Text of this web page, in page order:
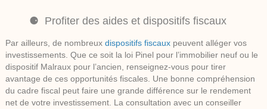
Profiter des aides et dispositifs fiscaux
Par ailleurs, de nombreux dispositifs fiscauxpeuvent alléger vos
investissements. Que ce soit la loi Pinel pour l’immobilier neuf ou le
dispositif Malraux pour l’ancien, renseignez-vous pour tirer
avantage de ces opportunités fiscales. Une bonne compréhension
du cadre fiscal peut faire une grande différence sur le rendement
net de votre investissement. La consultation avec un conseiller